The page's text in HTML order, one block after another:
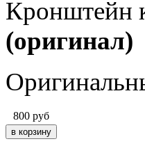
Кронштейн
(оригинал)
800 руб